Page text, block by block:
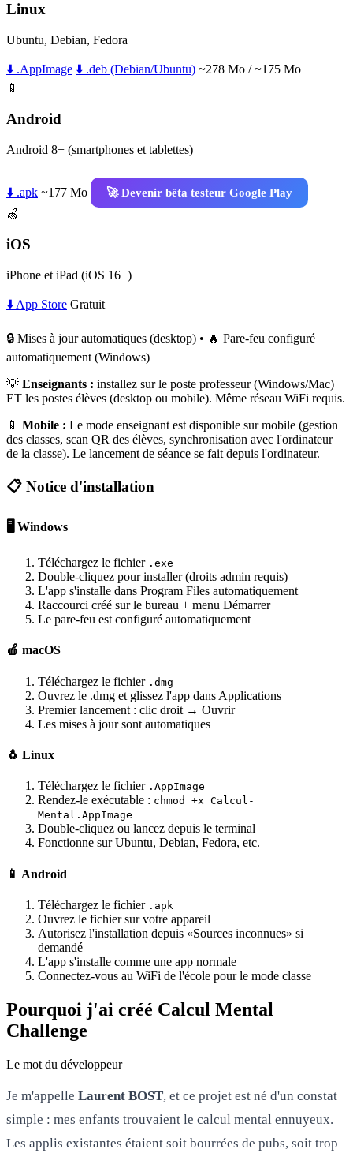
Linux
Ubuntu, Debian, Fedora
⬇️ .AppImage ⬇️ .deb (Debian/Ubuntu) ~278 Mo / ~175 Mo
📱
Android
Android 8+ (smartphones et tablettes)
⬇️ .apk ~177 Mo
🚀 Devenir bêta testeur Google Play
🍏
iOS
iPhone et iPad (iOS 16+)
⬇️ App Store Gratuit
🔒 Mises à jour automatiques (desktop) • 🔥 Pare-feu configuré
automatiquement (Windows)
💡 Enseignants : installez sur le poste professeur (Windows/Mac)
ET les postes élèves (desktop ou mobile). Même réseau WiFi requis.
📱 Mobile : Le mode enseignant est disponible sur mobile (gestion
des classes, scan QR des élèves, synchronisation avec l'ordinateur
de la classe). Le lancement de séance se fait depuis l'ordinateur.
📋 Notice d'installation
🖥️ Windows
Téléchargez le fichier .exe
Double-cliquez pour installer (droits admin requis)
L'app s'installe dans Program Files automatiquement
Raccourci créé sur le bureau + menu Démarrer
Le pare-feu est configuré automatiquement
🍎 macOS
Téléchargez le fichier .dmg
Ouvrez le .dmg et glissez l'app dans Applications
Premier lancement : clic droit → Ouvrir
Les mises à jour sont automatiques
🐧 Linux
Téléchargez le fichier .AppImage
Rendez-le exécutable : chmod +x Calcul-
Mental.AppImage
Double-cliquez ou lancez depuis le terminal
Fonctionne sur Ubuntu, Debian, Fedora, etc.
📱 Android
Téléchargez le fichier .apk
Ouvrez le fichier sur votre appareil
Autorisez l'installation depuis «Sources inconnues» si
demandé
L'app s'installe comme une app normale
Connectez-vous au WiFi de l'école pour le mode classe
Pourquoi j'ai créé Calcul Mental
Challenge
Le mot du développeur
Je m'appelle Laurent BOST, et ce projet est né d'un constat
simple : mes enfants trouvaient le calcul mental ennuyeux.
Les applis existantes étaient soit bourrées de pubs, soit trop